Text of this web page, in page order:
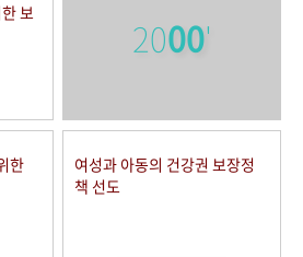
보
2000'
한
여성과 아동의 건강권 보장정
책 선도